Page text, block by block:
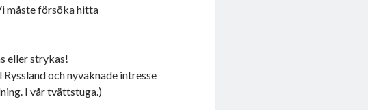
måste försöka hitta
eller strykas!
Ryssland och nyvaknade intresse
I vår tvättstuga.)